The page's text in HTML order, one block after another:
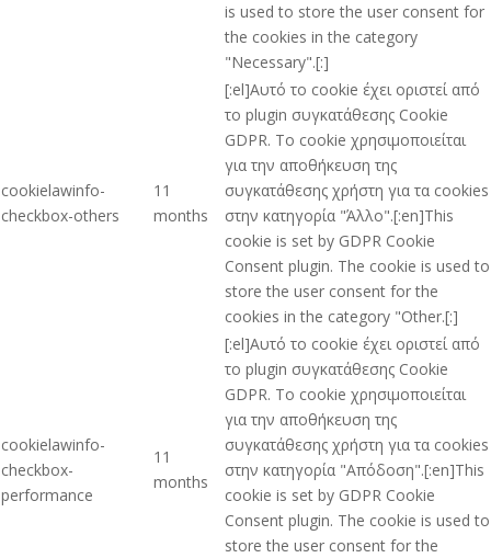
is used to store the user consent for
the cookies in the category
"Necessary".[:]
cookielawinfo-
checkbox-others
11
months
[:el]Αυτό το cookie έχει οριστεί από
το plugin συγκατάθεσης Cookie
GDPR. Το cookie χρησιμοποιείται
για την αποθήκευση της
συγκατάθεσης χρήστη για τα cookies
στην κατηγορία "Άλλο".[:en]This
cookie is set by GDPR Cookie
Consent plugin. The cookie is used to
store the user consent for the
cookies in the category "Other.[:]
cookielawinfo-
checkbox-
performance
11
months
[:el]Αυτό το cookie έχει οριστεί από
το plugin συγκατάθεσης Cookie
GDPR. Το cookie χρησιμοποιείται
για την αποθήκευση της
συγκατάθεσης χρήστη για τα cookies
στην κατηγορία "Απόδοση".[:en]This
cookie is set by GDPR Cookie
Consent plugin. The cookie is used to
store the user consent for the